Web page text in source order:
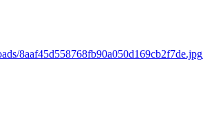
8aaf45d558768fb90a050d169cb2f7de.jpg